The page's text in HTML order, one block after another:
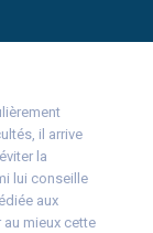
il arrive
la
lui conseille
aux
mieux cette